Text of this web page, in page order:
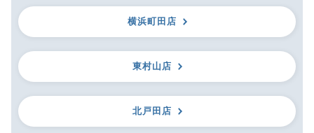
横浜町田店
東村山店
北戸田店